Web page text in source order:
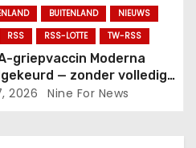
BUITENLAND
NIEUWS
RSS RSS-LOTTE TW-RSS
griepvaccin Moderna
— zonder volledig
2026 Nine For News